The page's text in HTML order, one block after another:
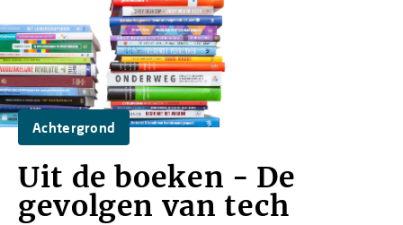
Achtergrond
Uit de boeken - De
gevolgen van tech